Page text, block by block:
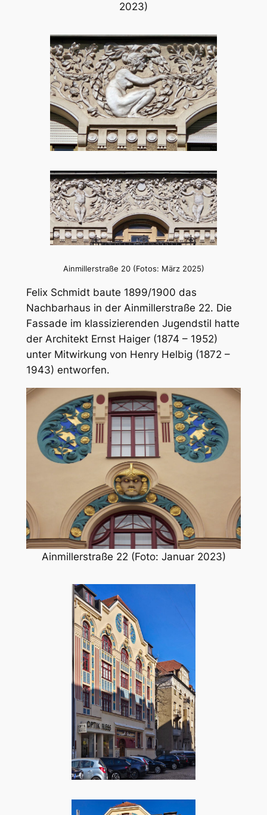
2023)
Ainmillerstraße 20 (Fotos: März 2025)
Felix Schmidt baute 1899/1900 das
Nachbarhaus in der Ainmillerstraße 22. Die
Fassade im klassizierenden Jugendstil hatte
der Architekt Ernst Haiger (1874 – 1952)
unter Mitwirkung von Henry Helbig (1872 –
1943) entworfen.
Ainmillerstraße 22 (Foto: Januar 2023)